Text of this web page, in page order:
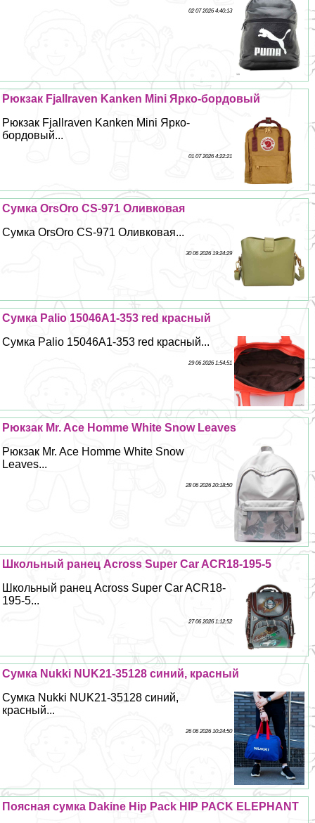
02 07 2026 4:40:13
Рюкзак Fjallraven Kanken Mini Ярко-бордовый
Рюкзак Fjallraven Kanken Mini Ярко-
бордовый...
01 07 2026 4:22:21
Сумка OrsOro CS-971 Оливковая
Сумка OrsOro CS-971 Оливковая...
30 06 2026 19:24:29
Сумка Palio 15046A1-353 red красный
Сумка Palio 15046A1-353 red красный...
29 06 2026 1:54:51
Рюкзак Mr. Ace Homme White Snow Leaves
Рюкзак Mr. Ace Homme White Snow
Leaves...
28 06 2026 20:18:50
Школьный ранец Across Super Car ACR18-195-5
Школьный ранец Across Super Car ACR18-
195-5...
27 06 2026 1:12:52
Сумка Nukki NUK21-35128 синий, красный
Сумка Nukki NUK21-35128 синий,
красный...
26 06 2026 10:24:50
Поясная сумка Dakine Hip Pack HIP PACK ELEPHANT